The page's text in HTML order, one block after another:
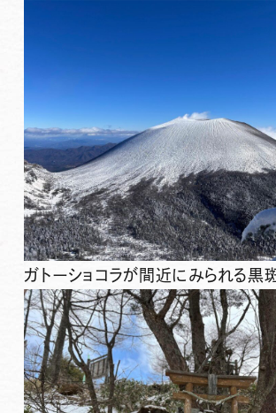
ガトーショコラが間近にみられる黒